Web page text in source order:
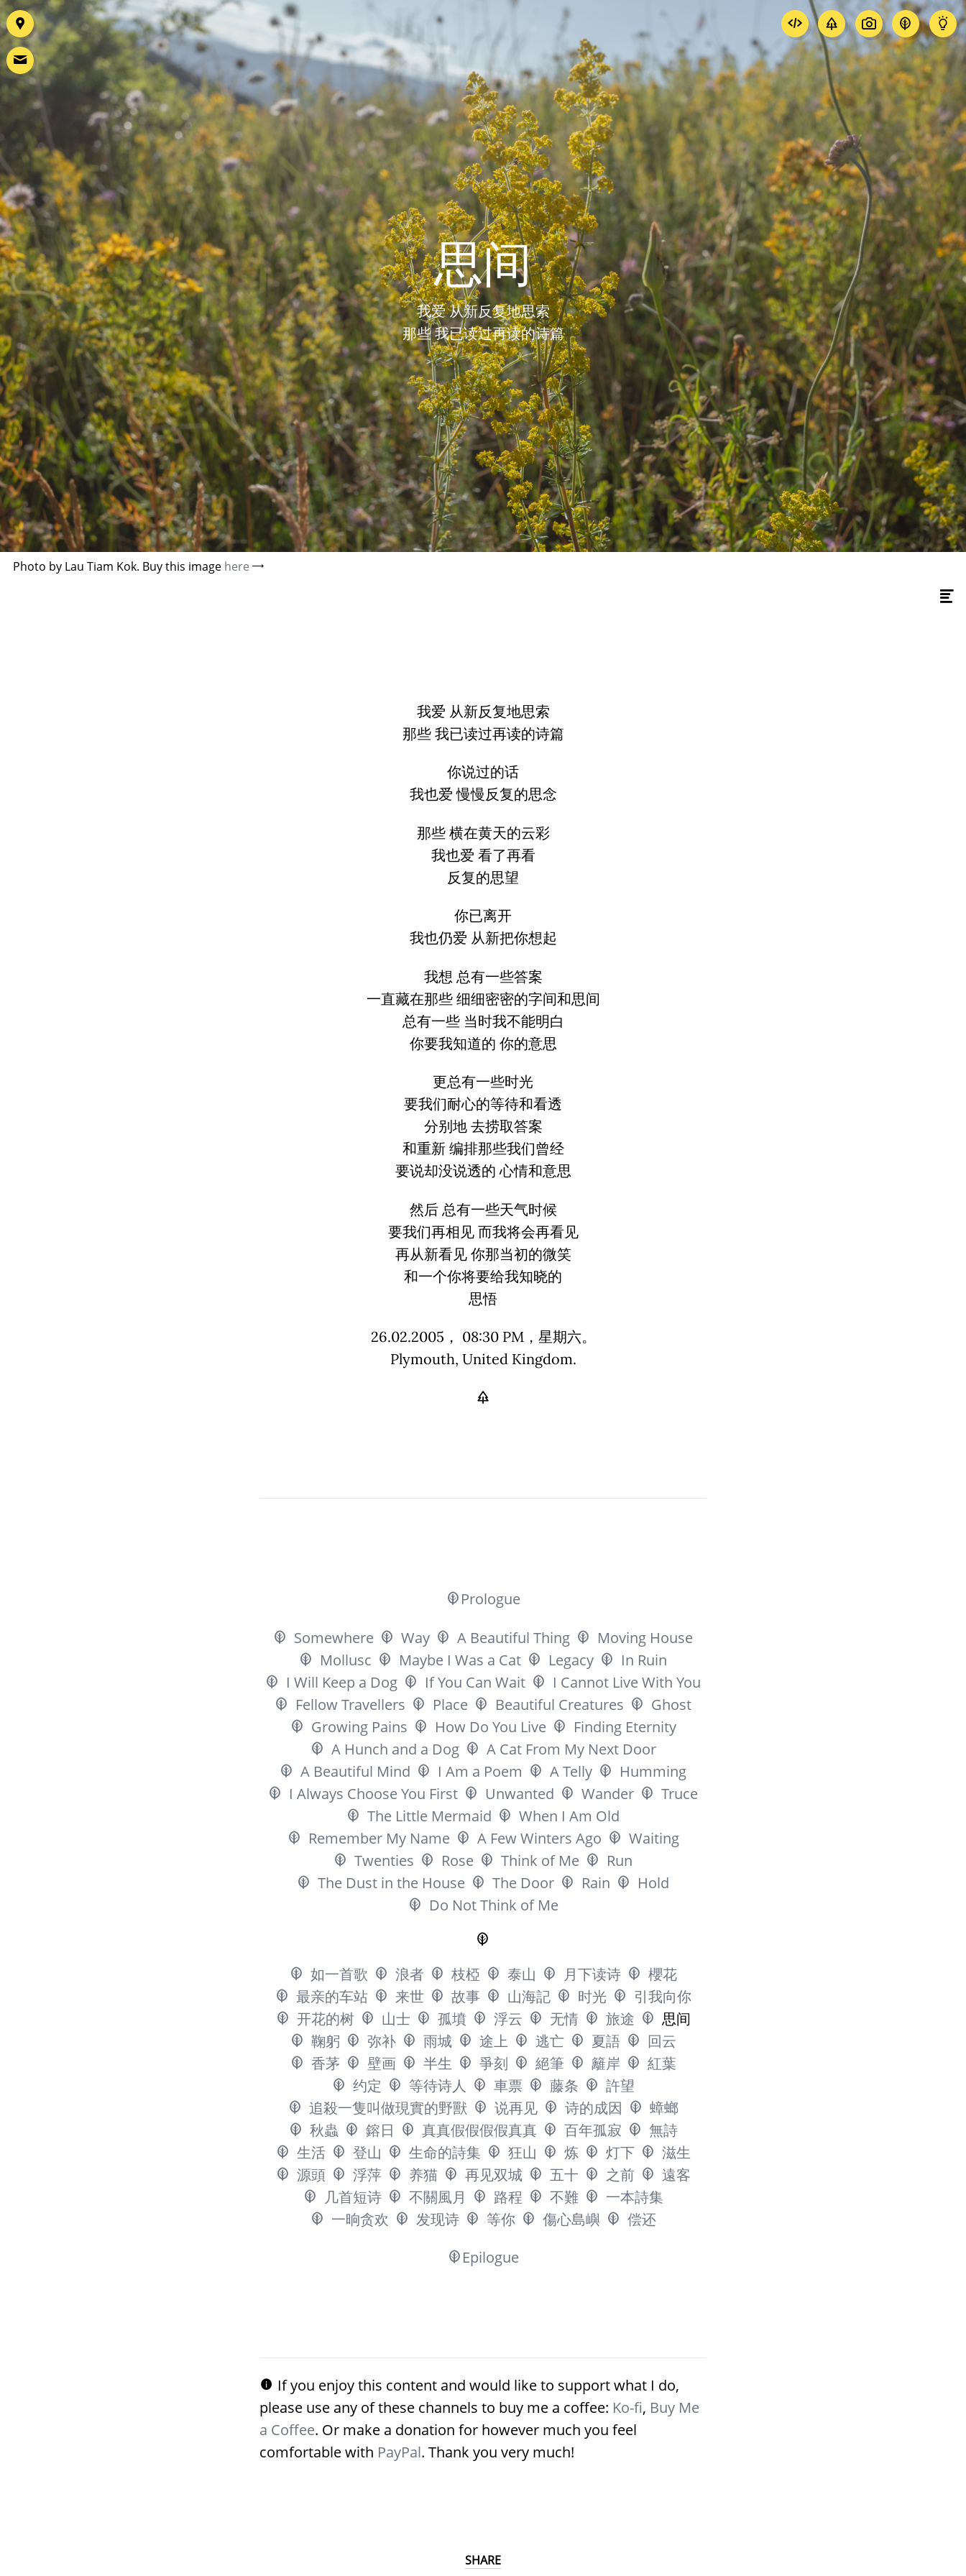
思间
我爱 从新反复地思索
那些 我已读过再读的诗篇
Photo by Lau Tiam Kok. Buy this image here
我爱 从新反复地思索
那些 我已读过再读的诗篇
你说过的话
我也爱 慢慢反复的思念
那些 横在黄天的云彩
我也爱 看了再看
反复的思望
你已离开
我也仍爱 从新把你想起
我想 总有一些答案
一直藏在那些 细细密密的字间和思间
总有一些 当时我不能明白
你要我知道的 你的意思
更总有一些时光
要我们耐心的等待和看透
分别地 去捞取答案
和重新 编排那些我们曾经
要说却没说透的 心情和意思
然后 总有一些天气时候
要我们再相见 而我将会再看见
再从新看见 你那当初的微笑
和一个你将要给我知晓的
思悟
26.02.2005， 08:30 PM，星期六。
Plymouth, United Kingdom.
Prologue
Somewhere
Way A Beautiful Thing
Moving House
Mollusc
Maybe I Was a Cat Legacy
In Ruin
I Will Keep a Dog
If You Can Wait
I Cannot Live With You
Fellow Travellers
Place Beautiful Creatures
Ghost
Growing Pains
How Do You Live
Finding Eternity
A Hunch and a Dog
A Cat From My Next Door
A Beautiful Mind
I Am a Poem A Telly
Humming
I Always Choose You First
Unwanted Wander
Truce
The Little Mermaid
When I Am Old
Remember My Name
A Few Winters Ago
Waiting
Twenties
Rose Think of Me
Run
The Dust in the House
The Door Rain
Hold
Do Not Think of Me
如一首歌 浪者 枝椏 泰山 月下读诗
櫻花
最亲的车站
来世 故事 山海記 时光
引我向你
开花的树
山士 孤墳 浮云 无情 旅途
思间
鞠躬
弥补 雨城 途上 逃亡 夏語
回云
香茅
壁画 半生 爭刻 絕筆 籬岸
紅葉
约定
等待诗人 車票 藤条
許望
追殺一隻叫做現實的野獸
说再见 诗的成因
蟑螂
秋蟲
鎔日 真真假假假假真真 百年孤寂
無詩
生活
登山 生命的詩集 狂山 炼 灯下
滋生
源頭
浮萍 养猫 再见双城 五十 之前
遠客
几首短诗
不關風月 路程 不難
一本詩集
一晌贪欢
发现诗 等你 傷心島嶼
偿还
Epilogue
If you enjoy this content and would like to support what I do,
please use any of these channels to buy me a coffee: Ko-fi, Buy Me
a Coffee. Or make a donation for however much you feel
comfortable with PayPal. Thank you very much!
SHARE